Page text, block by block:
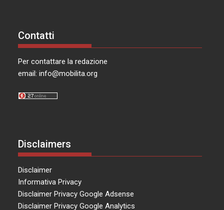
Contatti
Per contattare la redazione
email:info@mobilita.org
Disclaimers
Disclaimer
Informativa Privacy
Disclaimer Privacy Google Adsense
Disclaimer Privacy Google Analytics